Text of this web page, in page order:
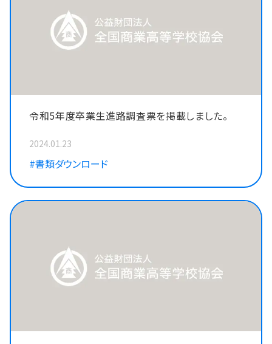
令和5年度卒業生進路調査票を掲載しました。
2024.01.23
#書類ダウンロード